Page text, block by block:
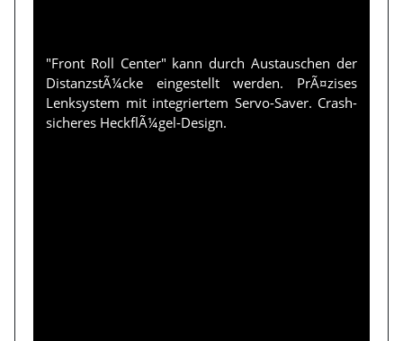
"Front Roll Center" kann durch Austauschen der
DistanzstÃ¼cke eingestellt werden. PrÃ¤zises
Lenksystem mit integriertem Servo-Saver. Crash-
sicheres HeckflÃ¼gel-Design.